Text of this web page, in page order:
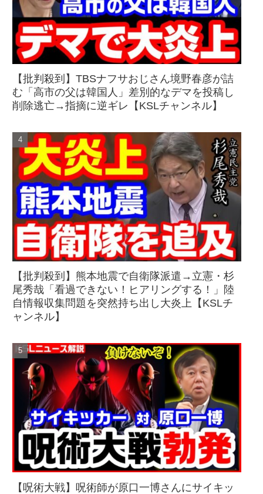
【批判殺到】TBSナフサおじさん境野春彦が詰
む「高市の父は韓国人」差別的なデマを投稿し
削除逃亡→指摘に逆ギレ【KSLチャンネル】
【批判殺到】熊本地震で自衛隊派遣→立憲・杉
尾秀哉「看過できない！ヒアリングする！」陸
自情報収集問題を突然持ち出し大炎上【KSLチ
ャンネル】
【呪術大戦】呪術師が原口一博さんにサイキッ